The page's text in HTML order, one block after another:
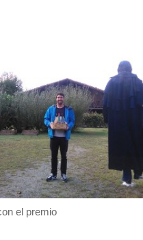
el premio